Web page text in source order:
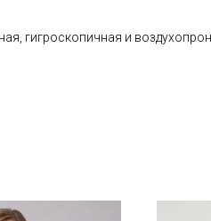
гигроскопичная и